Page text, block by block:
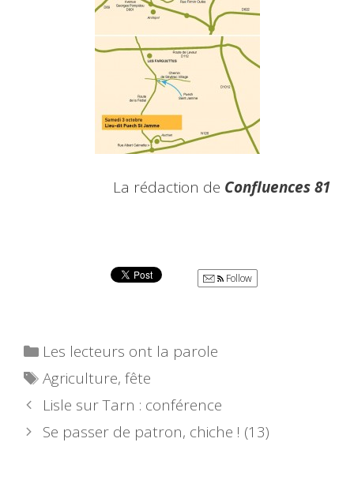
La rédaction de Confluences 81
Follow
Catégories
Les lecteurs ont la parole
Étiquettes
Agriculture,fête
Lisle sur Tarn : conférence
Se passer de patron, chiche ! (13)